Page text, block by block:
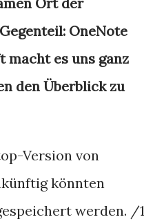
OneNote
macht es uns ganz
den Überblick zu
Version von
könnten
werden.